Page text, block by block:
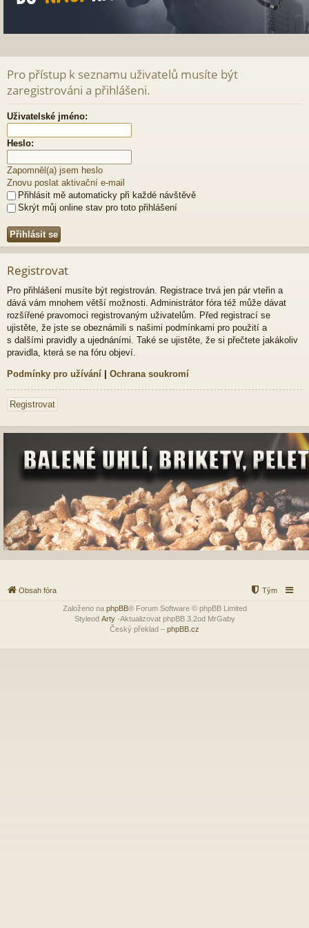
Pro přístup k seznamu uživatelů musíte být
zaregistrováni a přihlášeni.
Uživatelské jméno:
Heslo:
Zapomněl(a) jsem heslo
Znovu poslat aktivační e-mail
Přihlásit mě automaticky při každé návštěvě
Skrýt můj online stav pro toto přihlášení
Registrovat
Pro přihlášení musíte být registrován. Registrace trvá jen pár vteřin a
dává vám mnohem větší možnosti. Administrátor fóra též může dávat
rozšířené pravomoci registrovaným uživatelům. Před registrací se
ujistěte, že jste se obeznámili s našimi podmínkami pro použití a
s dalšími pravidly a ujednáními. Také se ujistěte, že si přečtete jakákoliv
pravidla, která se na fóru objeví.
Podmínky pro užívání | Ochrana soukromí
Registrovat
Obsah fóra Tým
Založeno na phpBB® Forum Software © phpBB Limited
Styleod Arty-Aktualizovat phpBB 3.2od MrGaby
Český překlad – phpBB.cz